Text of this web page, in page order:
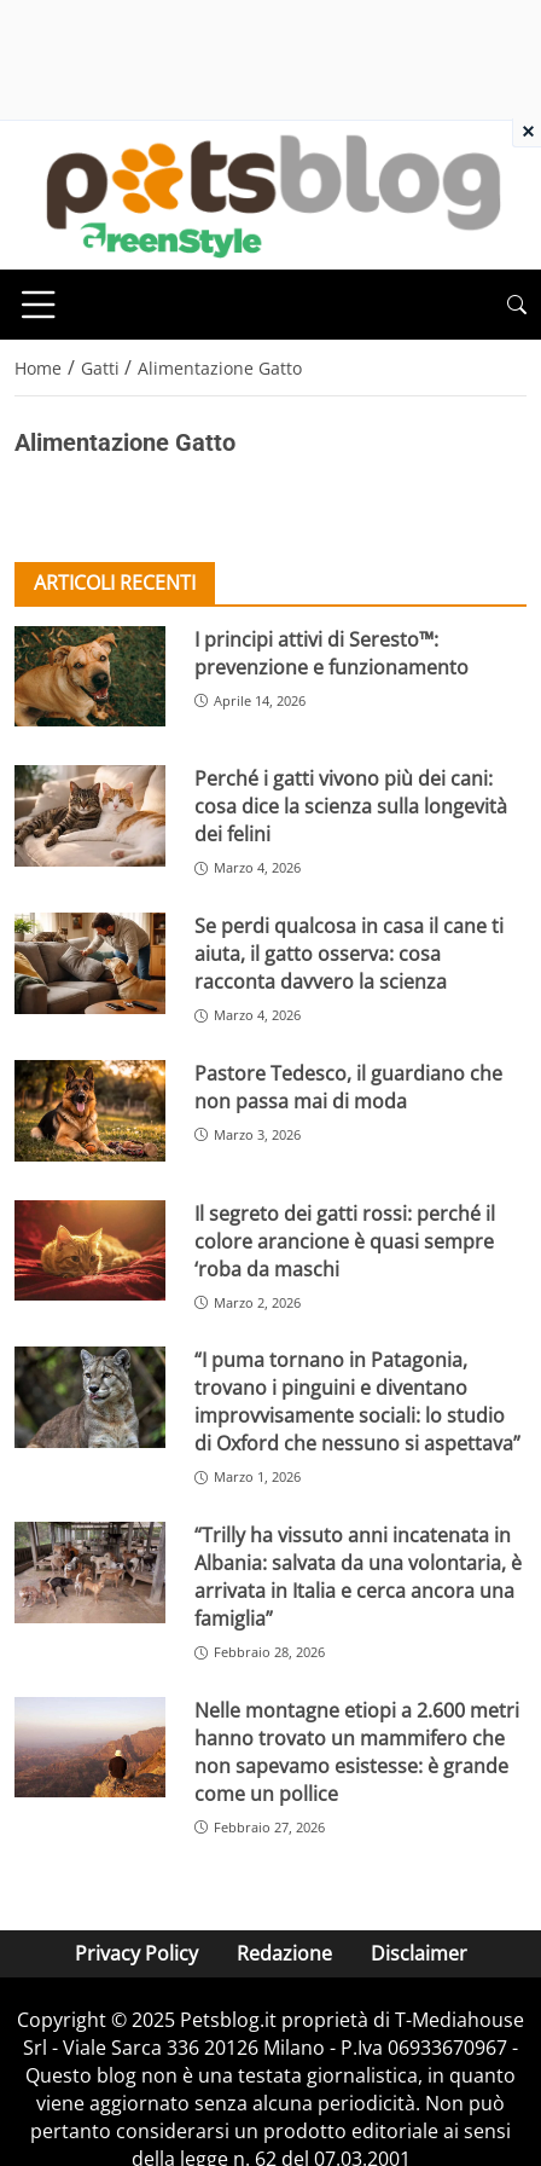
Home / Gatti / Alimentazione Gatto
Alimentazione Gatto
ARTICOLI RECENTI
I principi attivi di Seresto™:
prevenzione e funzionamento
Aprile 14, 2026
Perché i gatti vivono più dei cani:
cosa dice la scienza sulla longevità
dei felini
Marzo 4, 2026
Se perdi qualcosa in casa il cane ti
aiuta, il gatto osserva: cosa
racconta davvero la scienza
Marzo 4, 2026
Pastore Tedesco, il guardiano che
non passa mai di moda
Marzo 3, 2026
Il segreto dei gatti rossi: perché il
colore arancione è quasi sempre
‘roba da maschi
Marzo 2, 2026
“I puma tornano in Patagonia,
trovano i pinguini e diventano
improvvisamente sociali: lo studio
di Oxford che nessuno si aspettava”
Marzo 1, 2026
“Trilly ha vissuto anni incatenata in
Albania: salvata da una volontaria, è
arrivata in Italia e cerca ancora una
famiglia”
Febbraio 28, 2026
Nelle montagne etiopi a 2.600 metri
hanno trovato un mammifero che
non sapevamo esistesse: è grande
come un pollice
Febbraio 27, 2026
Privacy Policy Redazione Disclaimer
Copyright © 2025 Petsblog.it proprietà di T-Mediahouse
Srl - Viale Sarca 336 20126 Milano - P.Iva 06933670967 -
Questo blog non è una testata giornalistica, in quanto
viene aggiornato senza alcuna periodicità. Non può
pertanto considerarsi un prodotto editoriale ai sensi
della legge n. 62 del 07.03.2001
×